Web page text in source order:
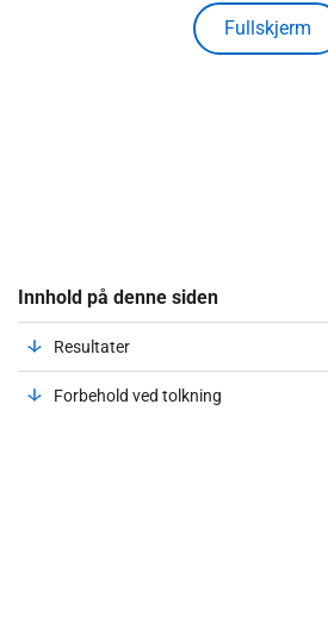
Fullskjerm
Innhold på denne siden
Resultater
Forbehold ved tolkning